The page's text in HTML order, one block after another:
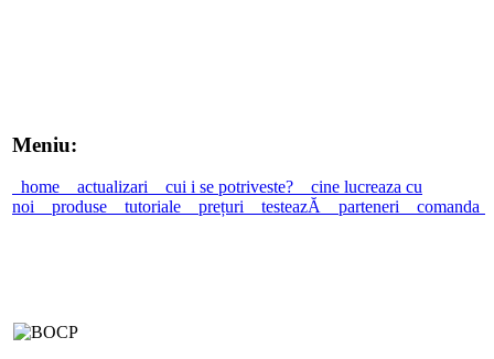
Meniu:
home actualizari cui i se potriveste?
cine lucreaza cu
noi
produse tutoriale prețuri testeazĂ parteneri comanda